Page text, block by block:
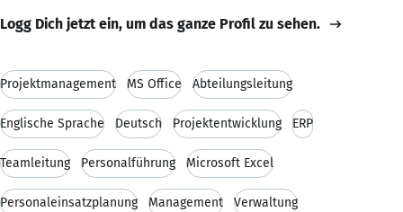
Logg Dich jetzt ein, um das ganze Profil zu sehen.
Projektmanagement MS Office Abteilungsleitung
Englische Sprache Deutsch Projektentwicklung ERP
Teamleitung Personalführung Microsoft Excel
Personaleinsatzplanung Management Verwaltung